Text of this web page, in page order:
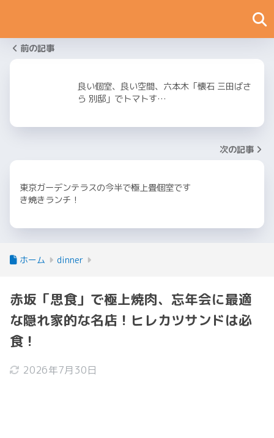
前の記事
良い個室、良い空間、六本木「懐石 三田ばさ
ら 別邸」でトマトす…
次の記事
東京ガーデンテラスの今半で極上畳個室です
き焼きランチ！
ホーム dinner
赤坂「思食」で極上焼肉、忘年会に最適
な隠れ家的な名店！ヒレカツサンドは必
食！
2026年7月30日